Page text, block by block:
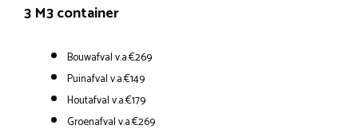
3 M3 container
Bouwafval v.a.€269
Puinafval v.a.€149
Houtafval v.a.€179
Groenafval v.a.€269